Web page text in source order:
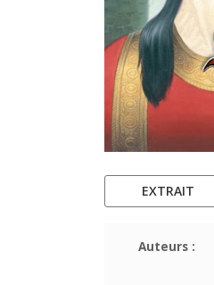
EXTRAIT
Auteurs :